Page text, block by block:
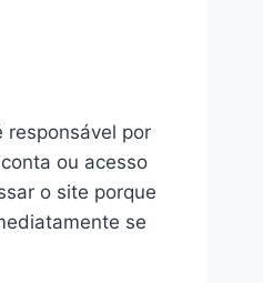
responsável por
ou acesso
o site porque
se